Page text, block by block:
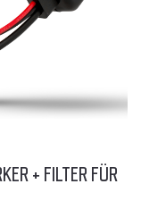
+ FILTER FÜR